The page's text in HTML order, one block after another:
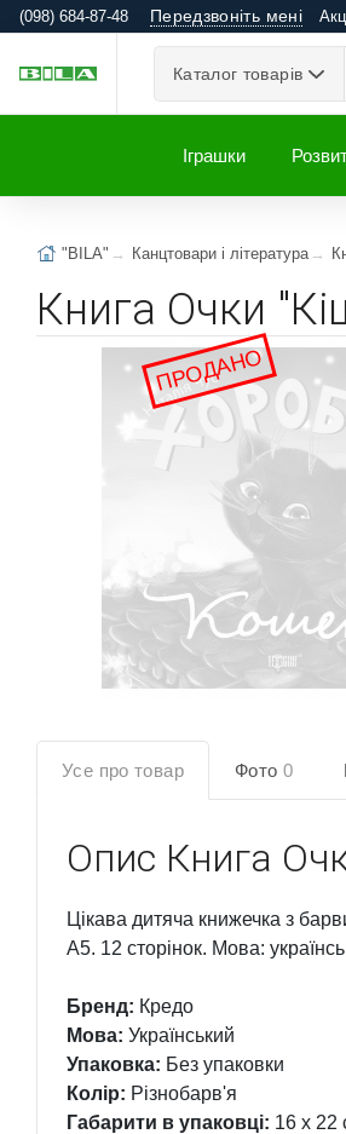
(098) 684-87-48 Передзвоніть мені
Каталог товарів
Іграшки
"BILA" Канцтовари і література
Книга Очки
ПРОДАНО
Усе про товар Фото 0
Опис Книга
Цікава дитяча книжечка з
А5. 12 сторінок. Мова:
Бренд: Кредо
Мова: Український
Упаковка: Без упаковки
Колір: Різнобарв'я
Габарити в упаковці: 16 x 22